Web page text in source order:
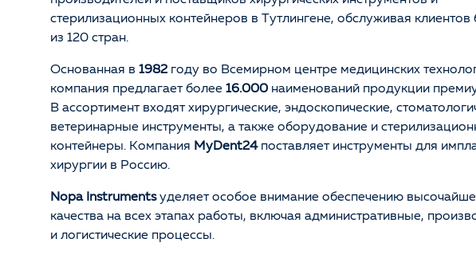
стерилизационных контейнеров в Тутлингене, обслуживая клиентов
из 120 стран.
Основанная в 1982 году во Всемирном центре медицинских
компания предлагает более 16.000 наименований продукции
В ассортимент входят хирургические, эндоскопические,
ветеринарные инструменты, а также оборудование и
контейнеры. Компания MyDent24поставляет инструменты для
хирургии в Россию.
Nopa Instrumentsуделяет особое внимание обеспечению
качества на всех этапах работы, включая административные,
и логистические процессы.